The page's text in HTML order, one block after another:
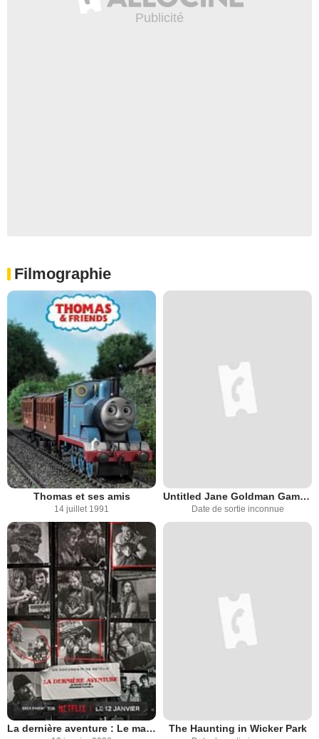
Filmographie
Thomas et ses amis
14 juillet 1991
Untitled Jane Goldman Game Of Thrones Prequel
Date de sortie inconnue
La dernière aventure : Le making-of de Stranger Things 5 The Haunting in Wicker Park